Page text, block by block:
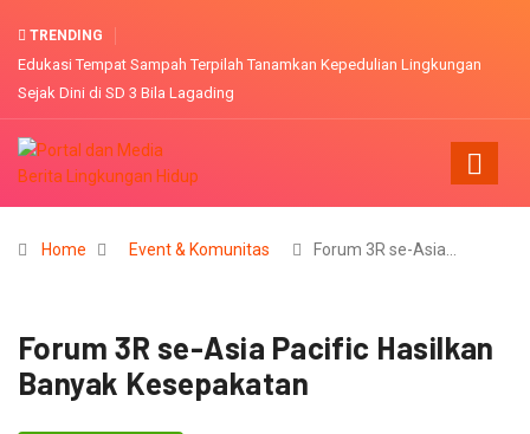
TRENDING
Konsultasi AMDAL Tambang emas PT. ASA dianggap kurang
Home Event & Komunitas Forum 3R se-Asia…
Forum 3R se-Asia Pacific Hasilkan
Banyak Kesepakatan